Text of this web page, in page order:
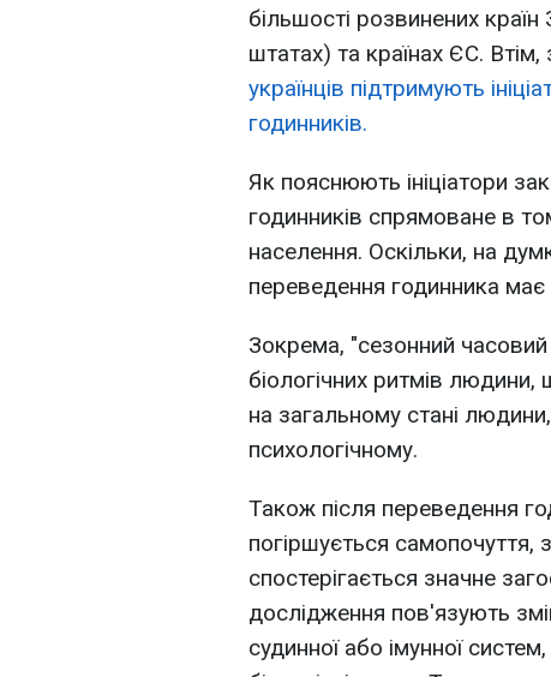
більшості розвинених
штатах) та країнах ЄС.
українців підтримують
годинників.
Як пояснюють ініціатори
годинників спрямоване в
населення. Оскільки, на
переведення годинника має
Зокрема, "сезонний
біологічних ритмів
на загальному стані людини,
психологічному.
Також після переведення
погіршується самопочуття,
спостерігається значне
дослідження пов'язують
судинної або імунної